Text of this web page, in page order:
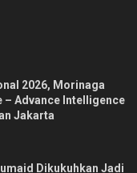
2026, Morinaga
– Advance Intelligence
Jakarta
Dikukuhkan Jadi